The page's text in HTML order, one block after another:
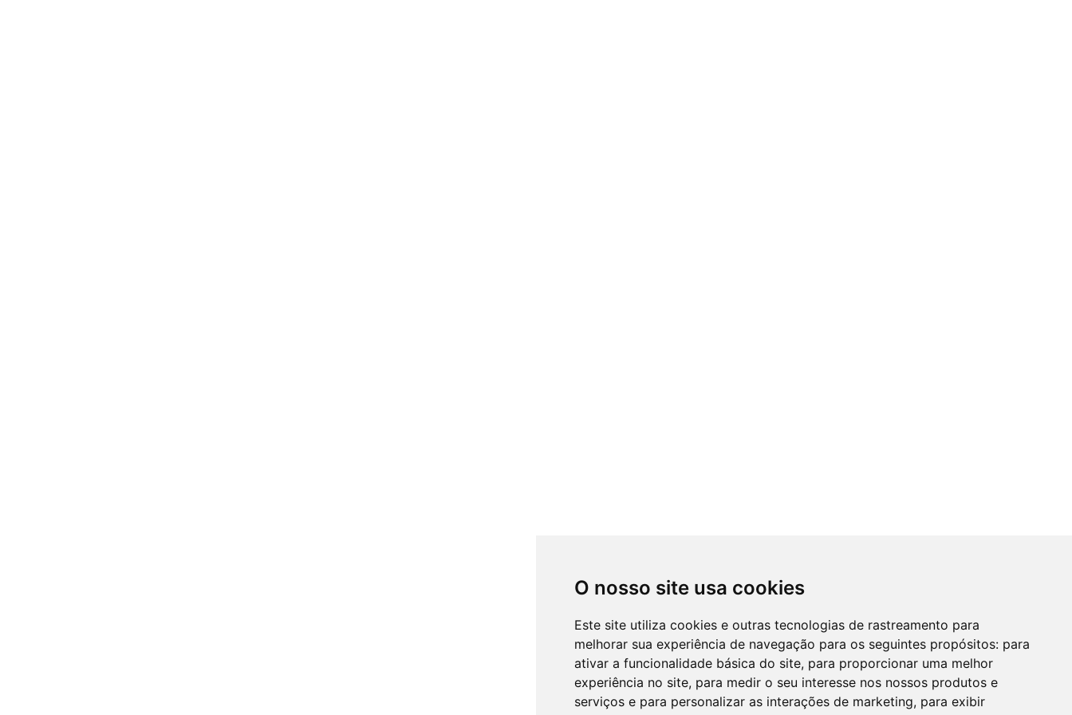
O nosso site usa cookies
Este site utiliza cookies e outras tecnologias de rastreamento para
melhorar sua experiência de navegação para os seguintes propósitos: para
ativar a funcionalidade básica do site, para proporcionar uma melhor
experiência no site, para medir o seu interesse nos nossos produtos e
serviços e para personalizar as interações de marketing, para exibir